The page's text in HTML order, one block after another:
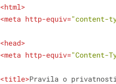
<html>
<meta http-equiv="content-
<head>
<meta http-equiv="Content-
<title>Pravila o privatnosti